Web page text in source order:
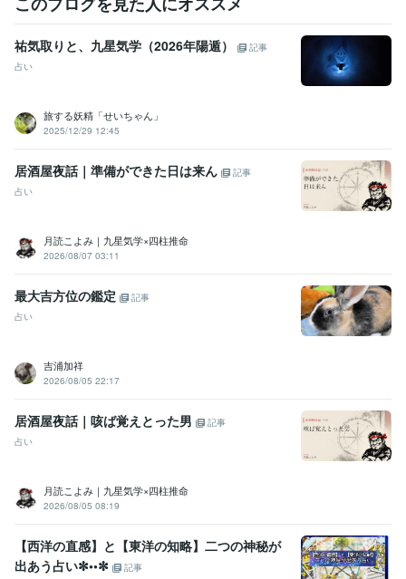
祐気取りと、九星気学（2026年陽遁）
記事
占い
旅する妖精「せいちゃん」
2025/12/29 12:45
居酒屋夜話｜準備ができた日は来ん
記事
占い
月読こよみ｜九星気学×四柱推命
2026/08/07 03:11
最大吉方位の鑑定
記事
占い
吉浦加祥
2026/08/05 22:17
居酒屋夜話｜咳ば覚えとった男
記事
占い
月読こよみ｜九星気学×四柱推命
2026/08/05 08:19
【西洋の直感】と【東洋の知略】二つの神秘が
出あう占い✼••✼
記事